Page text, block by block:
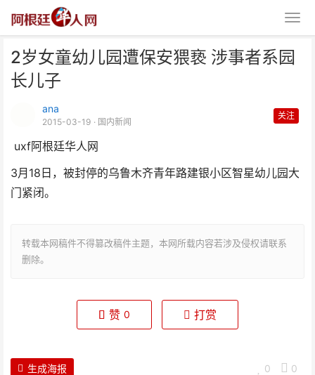
2岁女童幼儿园遭保安猥亵 涉事者系园
长儿子
ana
2015-03-19 · 国内新闻
关注
uxf阿根廷华人网
3月18日，被封停的乌鲁木齐青年路建银小区智星幼儿园大
门紧闭。
转载本网稿件不得篡改稿件主题，本网所载内容若涉及侵权请联系
删除。
系园长儿子
赞 0 打赏
0 0
生成海报